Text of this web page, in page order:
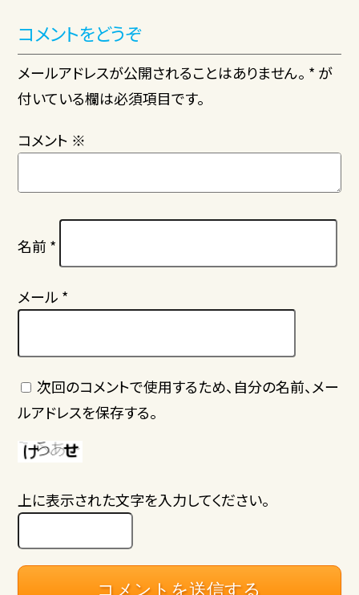
コメントをどうぞ
メールアドレスが公開されることはありません。 * が
付いている欄は必須項目です。
コメント ※
名前 *
メール *
次回のコメントで使用するため、自分の名前、メー
ルアドレスを保存する。
上に表示された文字を入力してください。